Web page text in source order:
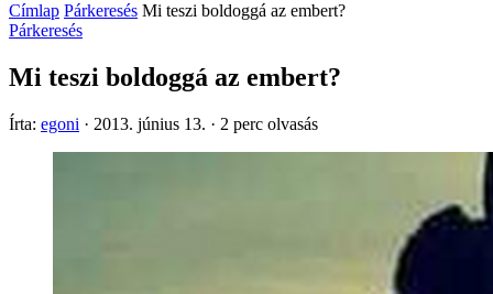
Címlap Párkeresés Mi teszi boldoggá az embert?
Párkeresés
Mi teszi boldoggá az embert?
Írta: egoni · 2013. június 13. · 2 perc olvasás